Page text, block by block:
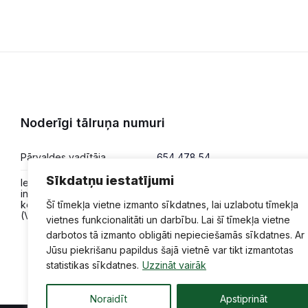
Sīkdatņu iestatījumi
Šī tīmekļa vietne izmanto sīkdatnes, lai uzlabotu tīmekļa
vietnes funkcionalitāti un darbību. Lai šī tīmekļa vietne
darbotos tā izmanto obligāti nepieciešamās sīkdatnes. Ar
Jūsu piekrišanu papildus šajā vietnē var tikt izmantotas
statistikas sīkdatnes. Uzzināt vairāk
Noraidīt Apstiprināt
Noderīgi tālruņa numuri
Pārvaldes vadītāja 654 478 54
Iesniegumi,
informācija,
konsultācijas
(VPVKAC)
654 478 50